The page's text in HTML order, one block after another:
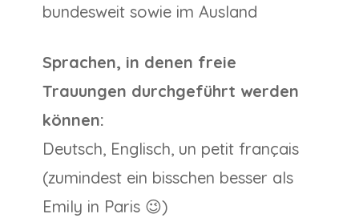
bundesweit sowie im Ausland
Sprachen, in denen freie
Trauungen durchgeführt werden
können:
Deutsch, Englisch, un petit français
(zumindest ein bisschen besser als
Emily in Paris 😉)